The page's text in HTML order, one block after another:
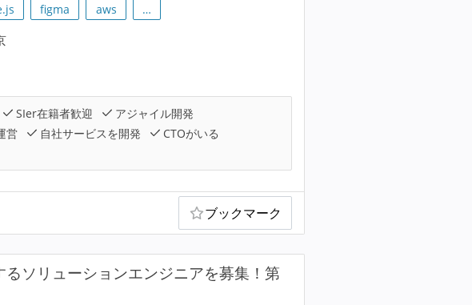
figma aws …
SIer在籍者歓迎
アジャイル開発
営 自社サービスを開発
CTOがいる
ブックマーク
ソリューションエンジニアを募集！第